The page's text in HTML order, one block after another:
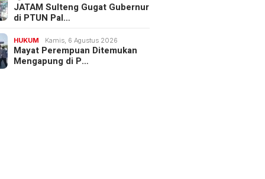
JATAM Sulteng Gugat Gubernur
di PTUN Pal…
HUKUM Kamis, 6 Agustus 2026
Mayat Perempuan Ditemukan
Mengapung di P…